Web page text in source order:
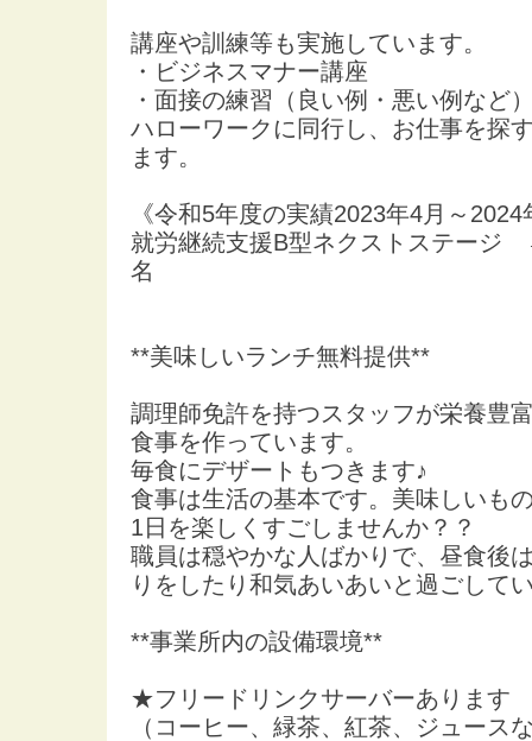
講座や訓練等も実施しています。
・ビジネスマナー講座
・面接の練習（良い例・悪い例など
ハローワークに同行し、お仕事を探
ます。
《令和5年度の実績2023年4月～2024
就労継続支援B型ネクストステー
名
**美味しいランチ無料提供**
調理師免許を持つスタッフが栄養豊
食事を作っています。
毎食にデザートもつきます♪
食事は生活の基本です。美味しいも
1日を楽しくすごしませんか？？
職員は穏やかな人ばかりで、昼食後
りをしたり和気あいあいと過ごして
**事業所内の設備環境**
★フリードリンクサーバーあります
（コーヒー、緑茶、紅茶、ジュース